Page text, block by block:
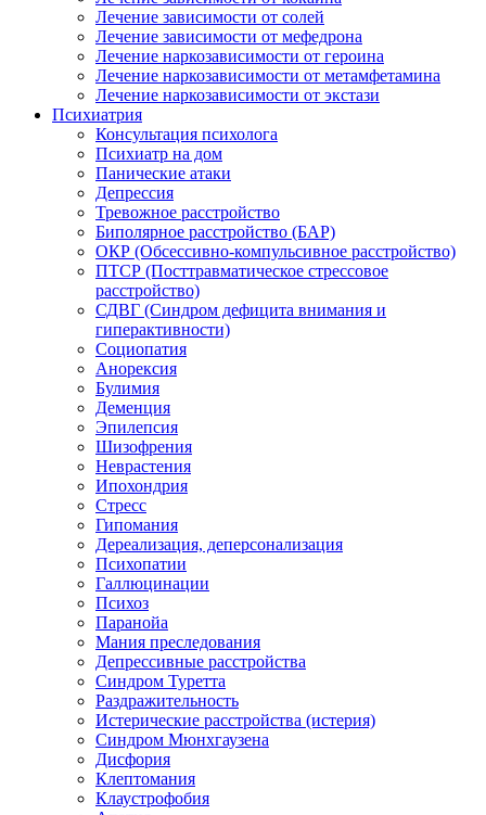
Лечение зависимости от солей
Лечение зависимости от мефедрона
Лечение наркозависимости от героина
Лечение наркозависимости от метамфетамина
Лечение наркозависимости от экстази
Психиатрия
Консультация психолога
Психиатр на дом
Панические атаки
Депрессия
Тревожное расстройство
Биполярное расстройство (БАР)
ОКР (Обсессивно-компульсивное расстройство)
ПТСР (Посттравматическое стрессовое
расстройство)
СДВГ (Синдром дефицита внимания и
гиперактивности)
Социопатия
Анорексия
Булимия
Деменция
Эпилепсия
Шизофрения
Неврастения
Ипохондрия
Стресс
Гипомания
Дереализация, деперсонализация
Психопатии
Галлюцинации
Психоз
Паранойа
Мания преследования
Депрессивные расстройства
Синдром Туретта
Раздражительность
Истерические расстройства (истерия)
Синдром Мюнхгаузена
Дисфория
Клептомания
Клаустрофобия